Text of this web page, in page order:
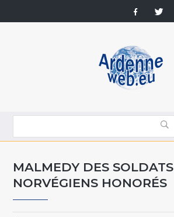
MALMEDY DES SOLDATS
NORVÉGIENS HONORÉS